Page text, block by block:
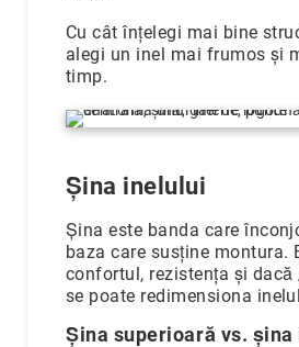
Cu
o
Cu
(Halo)
pietre
laterale
Cu
grup
de
Cu cât înțelegi mai bine
alegi un inel mai frumos și
timp.
Șina inelului
Șina este banda care
baza care susține montura.
confortul, rezistența și
se poate redimensiona
Șina superioară vs.